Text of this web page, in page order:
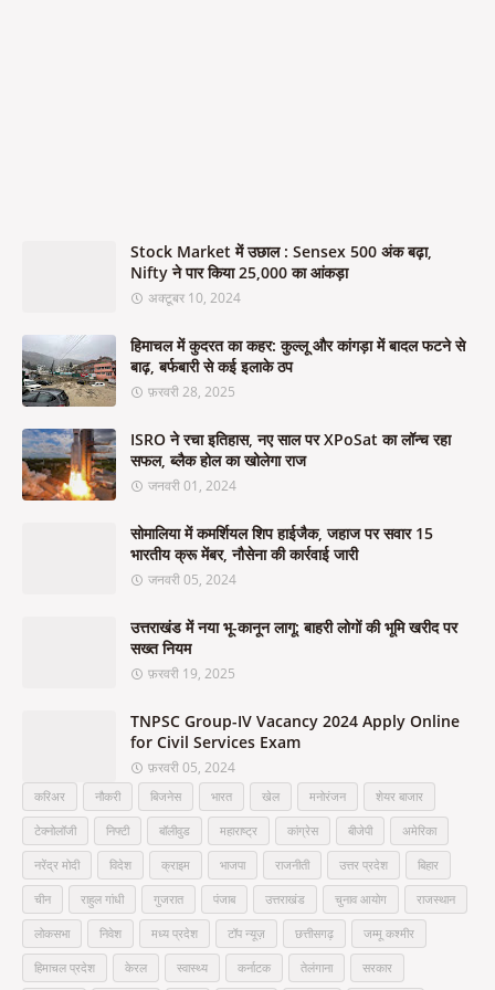
Stock Market में उछाल : Sensex 500 अंक बढ़ा,
Nifty ने पार किया 25,000 का आंकड़ा
अक्टूबर 10, 2024
हिमाचल में कुदरत का कहर: कुल्लू और कांगड़ा में बादल फटने से
बाढ़, बर्फबारी से कई इलाके ठप
फ़रवरी 28, 2025
ISRO ने रचा इतिहास, नए साल पर XPoSat का लॉन्च रहा
सफल, ब्लैक होल का खोलेगा राज
जनवरी 01, 2024
सोमालिया में कमर्शियल शिप हाईजैक, जहाज पर सवार 15
भारतीय क्रू मेंबर, नौसेना की कार्रवाई जारी
जनवरी 05, 2024
उत्तराखंड में नया भू-कानून लागू: बाहरी लोगों की भूमि खरीद पर
सख्त नियम
फ़रवरी 19, 2025
TNPSC Group-IV Vacancy 2024 Apply Online
for Civil Services Exam
फ़रवरी 05, 2024
करिअर नौकरी बिजनेस भारत खेल मनोरंजन शेयर बाजार
टेक्नोलॉजी निफ्टी बॉलीवुड महाराष्ट्र कांग्रेस बीजेपी अमेरिका
नरेंद्र मोदी विदेश क्राइम भाजपा राजनीती उत्तर प्रदेश बिहार
चीन राहुल गांधी गुजरात पंजाब उत्तराखंड चुनाव आयोग राजस्थान
लोकसभा निवेश मध्य प्रदेश टॉप न्यूज़ छत्तीसगढ़ जम्मू कश्मीर
हिमाचल प्रदेश केरल स्वास्थ्य कर्नाटक तेलंगाना सरकार